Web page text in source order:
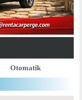
Otomatik